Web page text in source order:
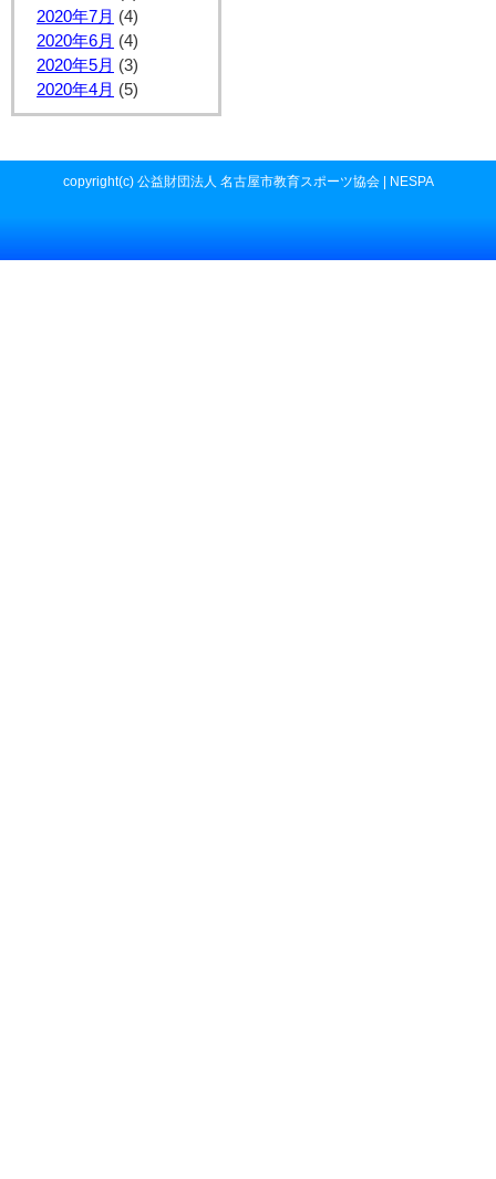
2020年7月 (4)
2020年6月 (4)
2020年5月 (3)
2020年4月 (5)
copyright(c) 公益財団法人 名古屋市教育スポーツ協会 | NESPA